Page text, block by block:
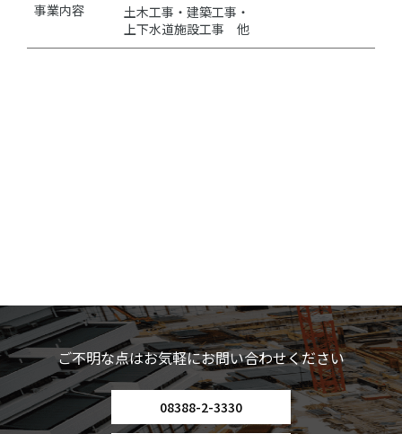
事業内容
土木工事・建築工事・
上下水道施設工事 他
ご不明な点はお気軽にお問い合わせください
08388-2-3330